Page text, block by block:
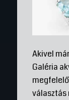
Akivel
Galéria
választás